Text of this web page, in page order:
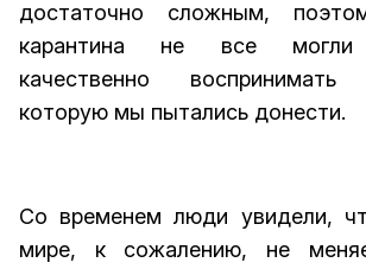
достаточно сложным,
карантина не все могли
качественно воспринимать
которую мы пытались донести.
Со временем люди увидели,
мире, к сожалению, не